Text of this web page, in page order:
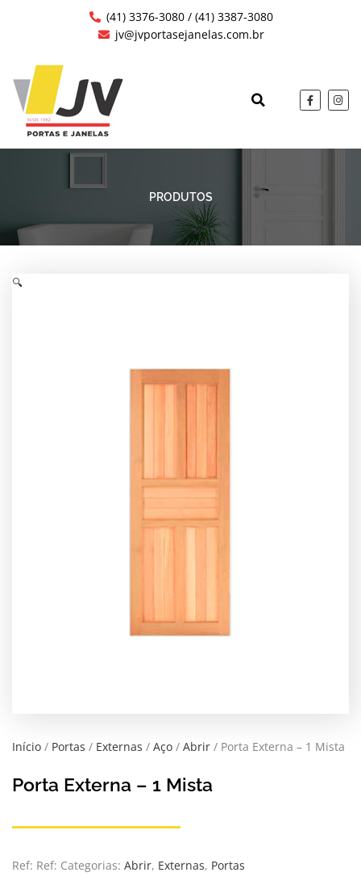
conteúdo
(41) 3376-3080 / (41) 3387-3080
jv@jvportasejanelas.com.br
F
a
c
o
I
n
s
g
PRODUTOS
🔍
Início / Portas / Externas / Aço / Abrir / Porta Externa – 1 Mista
Porta Externa – 1 Mista
Ref: Ref: Categorias: Abrir, Externas, Portas